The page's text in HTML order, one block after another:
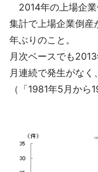
2014年の上場企業
集計で上場企業倒
年ぶりのこと。
月次ベースでも
月連続で発生がな
（「1981年5月か